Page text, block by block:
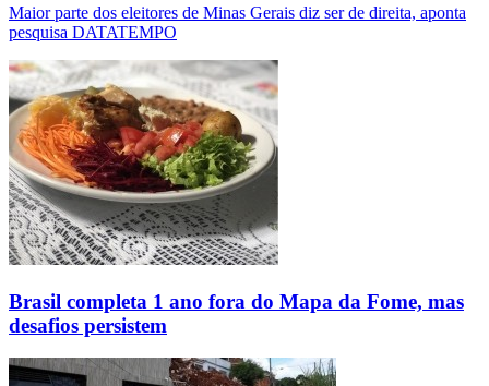
Maior parte dos eleitores de Minas Gerais diz ser de direita, aponta
pesquisa DATATEMPO
Brasil completa 1 ano fora do Mapa da Fome, mas
desafios persistem